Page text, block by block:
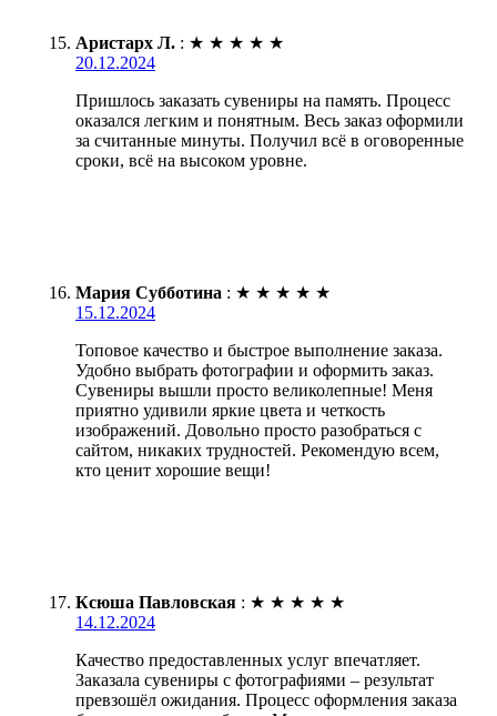
Аристарх Л. : ★ ★ ★ ★ ★
20.12.2024
Пришлось заказать сувениры на память. Процесс
оказался легким и понятным. Весь заказ оформили
за считанные минуты. Получил всё в оговоренные
сроки, всё на высоком уровне.
Мария Субботина : ★ ★ ★ ★ ★
15.12.2024
Топовое качество и быстрое выполнение заказа.
Удобно выбрать фотографии и оформить заказ.
Сувениры вышли просто великолепные! Меня
приятно удивили яркие цвета и четкость
изображений. Довольно просто разобраться с
сайтом, никаких трудностей. Рекомендую всем,
кто ценит хорошие вещи!
Ксюша Павловская : ★ ★ ★ ★ ★
14.12.2024
Качество предоставленных услуг впечатляет.
Заказала сувениры с фотографиями – результат
превзошёл ожидания. Процесс оформления заказа